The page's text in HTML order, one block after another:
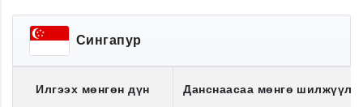
Сингапур
Илгээх мөнгөн дүн Данснаасаа мөнгө